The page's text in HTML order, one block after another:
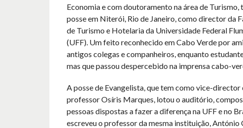
Economia e com doutoramento na área de Turismo,
posse em Niterói, Rio de Janeiro, como director da
de Turismo e Hotelaria da Universidade Federal
(UFF). Um feito reconhecido em Cabo Verde por
antigos colegas e companheiros, enquanto
mas que passou despercebido na imprensa cabo-
A posse de Evangelista, que tem como vice-director
professor Osíris Marques, lotou o auditório,
pessoas dispostas a fazer a diferença na UFF e no
escreveu o professor da mesma instituição, António